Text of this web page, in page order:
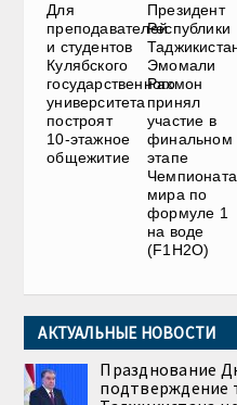
Для
преподавателей
и студентов
Кулябского
государственного
университета
построят
10-этажное
общежитие
Президент
Республики
Эмомали
Рахмон
принял
участие в
финальном
этапе
Чемпионата
мира по
формуле 1
на воде
(F1H2O)
АКТУАЛЬНЫЕ НОВОСТИ
Празднование
подтверждение